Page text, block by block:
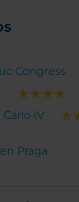
Congress
IV
Praga